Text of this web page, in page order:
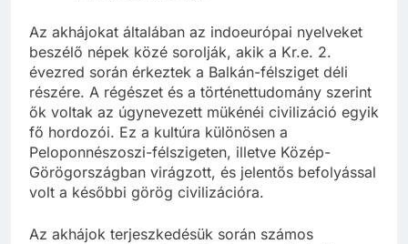
Az akhájokat általában az indoeurópai nyelveket
beszélő népek közé sorolják, akik a Kr.e. 2.
évezred során érkeztek a Balkán-félsziget déli
részére. A régészet és a történettudomány szerint
ők voltak az úgynevezett mükénéi civilizáció egyik
fő hordozói. Ez a kultúra különösen a
Peloponnészoszi-félszigeten, illetve Közép-
Görögországban virágzott, és jelentős befolyással
volt a későbbi görög civilizációra.
Az akhájok terjeszkedésük során számos